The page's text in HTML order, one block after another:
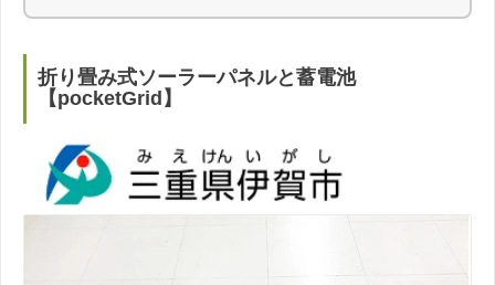
折り畳み式ソーラーパネルと蓄電池
【pocketGrid】